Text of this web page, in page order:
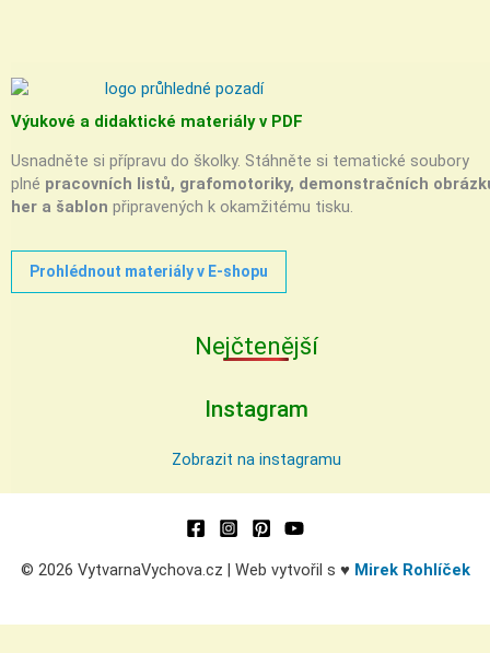
Výukové a didaktické materiály v PDF
Usnadněte si přípravu do školky. Stáhněte si tematické soubory
plné pracovních listů, grafomotoriky, demonstračních
her a šablon připravených k okamžitému tisku.
Prohlédnout materiály v E-shopu
Nejčtenější
Instagram
Zobrazit na instagramu
© 2026 VytvarnaVychova.cz | Web vytvořil s ♥ Mirek Rohlíček